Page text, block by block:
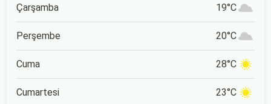
Çarşamba 19°C
Perşembe 20°C
Cuma 28°C
Cumartesi 23°C